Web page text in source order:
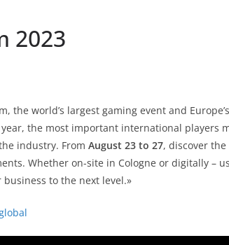
2023
the world’s largest gaming event and
the most important international players
industry. From August 23 to 27, discover
Whether on-site in Cologne or digitally –
to the next level.»